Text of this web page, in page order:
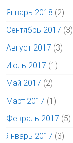
Январь 2018 (2)
Сентябрь 2017 (3)
Август 2017 (3)
Июль 2017 (1)
Май 2017 (2)
Март 2017 (1)
Февраль 2017 (5)
Январь 2017 (3)